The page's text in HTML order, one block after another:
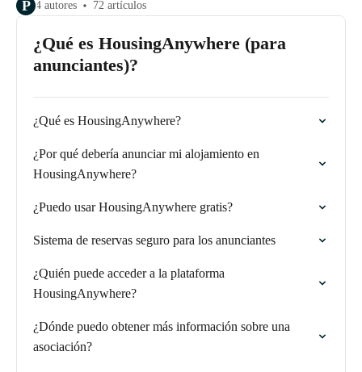
P 4 autores 72 artículos
¿Qué es HousingAnywhere (para
anunciantes)?
¿Qué es HousingAnywhere?
¿Por qué debería anunciar mi alojamiento en
HousingAnywhere?
¿Puedo usar HousingAnywhere gratis?
Sistema de reservas seguro para los anunciantes
¿Quién puede acceder a la plataforma
HousingAnywhere?
¿Dónde puedo obtener más información sobre una
asociación?